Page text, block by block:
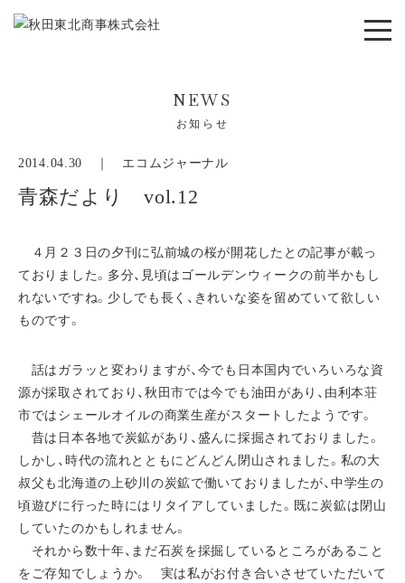
NEWS
お知らせ
2014.04.30 ｜ エコムジャーナル
青森だより vol.12
４月２３日の夕刊に弘前城の桜が開花したとの記事が載っ
ておりました。多分、見頃はゴールデンウィークの前半かもし
れないですね。少しでも長く、きれいな姿を留めていて欲しい
ものです。
話はガラッと変わりますが、今でも日本国内でいろいろな資
源が採取されており、秋田市では今でも油田があり、由利本荘
市ではシェールオイルの商業生産がスタートしたようです。
昔は日本各地で炭鉱があり、盛んに採掘されておりました。
しかし、時代の流れとともにどんどん閉山されました。私の大
叔父も北海道の上砂川の炭鉱で働いておりましたが、中学生の
頃遊びに行った時にはリタイアしていました。既に炭鉱は閉山
していたのかもしれません。
それから数十年、まだ石炭を採掘しているところがあること
をご存知でしょうか。 実は私がお付き合いさせていただいて